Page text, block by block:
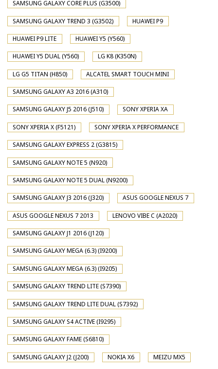
SAMSUNG GALAXY CORE PLUS (G3500)
SAMSUNG GALAXY TREND 3 (G3502) HUAWEI P9
HUAWEI P9 LITE HUAWEI Y5 (Y560)
HUAWEI Y5 DUAL (Y560) LG K8 (K350N)
LG G5 TITAN (H850) ALCATEL SMART TOUCH MINI
SAMSUNG GALAXY A3 2016 (A310)
SAMSUNG GALAXY J5 2016 (J510) SONY XPERIA XA
SONY XPERIA X (F5121) SONY XPERIA X PERFORMANCE
SAMSUNG GALAXY EXPRESS 2 (G3815)
SAMSUNG GALAXY NOTE 5 (N920)
SAMSUNG GALAXY NOTE 5 DUAL (N9200)
SAMSUNG GALAXY J3 2016 (J320) ASUS GOOGLE NEXUS 7
ASUS GOOGLE NEXUS 7 2013 LENOVO VIBE C (A2020)
SAMSUNG GALAXY J1 2016 (J120)
SAMSUNG GALAXY MEGA (6.3) (I9200)
SAMSUNG GALAXY MEGA (6.3) (I9205)
SAMSUNG GALAXY TREND LITE (S7390)
SAMSUNG GALAXY TREND LITE DUAL (S7392)
SAMSUNG GALAXY S4 ACTIVE (I9295)
SAMSUNG GALAXY FAME (S6810)
SAMSUNG GALAXY J2 (J200) NOKIA X6 MEIZU MX5